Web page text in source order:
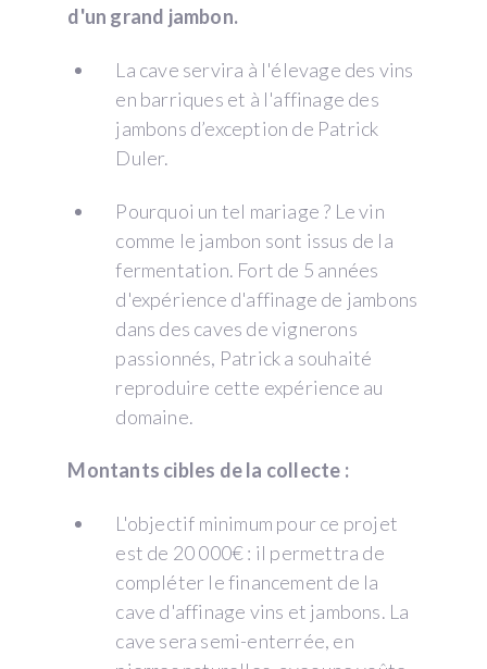
d'un grand jambon.
La cave servira à l'élevage des vins
en barriques et à l'affinage des
jambons d’exception de Patrick
Duler.
Pourquoi un tel mariage ? Le vin
comme le jambon sont issus de la
fermentation. Fort de 5 années
d'expérience d'affinage de jambons
dans des caves de vignerons
passionnés, Patrick a souhaité
reproduire cette expérience au
domaine.
Montants cibles de la collecte :
L'objectif minimum pour ce projet
est de 20 000€ : il permettra de
compléter le financement de la
cave d'affinage vins et jambons. La
cave sera semi-enterrée, en